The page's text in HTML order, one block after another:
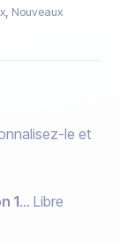
Nouveaux
le et
1… Libre